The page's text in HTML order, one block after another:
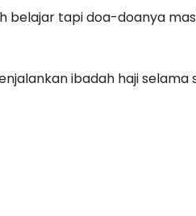
belajar tapi doa-doanya
ibadah haji selama